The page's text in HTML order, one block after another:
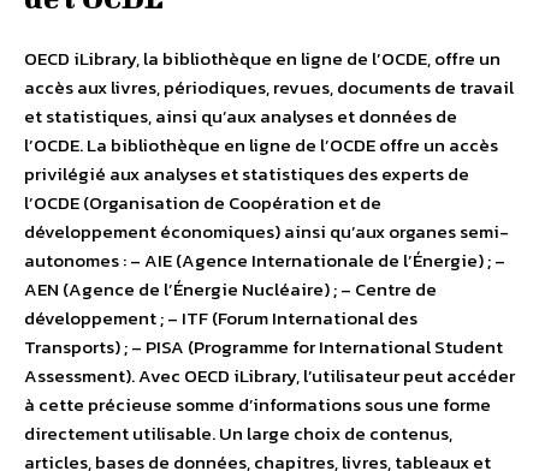
OECD iLibrary, la bibliothèque en ligne de l’OCDE, offre un
accès aux livres, périodiques, revues, documents de travail
et statistiques, ainsi qu’aux analyses et données de
l’OCDE. La bibliothèque en ligne de l’OCDE offre un accès
privilégié aux analyses et statistiques des experts de
l’OCDE (Organisation de Coopération et de
développement économiques) ainsi qu’aux organes semi-
autonomes : – AIE (Agence Internationale de l’Énergie) ; –
AEN (Agence de l’Énergie Nucléaire) ; – Centre de
développement ; – ITF (Forum International des
Transports) ; – PISA (Programme for International Student
Assessment). Avec OECD iLibrary, l’utilisateur peut accéder
à cette précieuse somme d’informations sous une forme
directement utilisable. Un large choix de contenus,
articles, bases de données, chapitres, livres, tableaux et